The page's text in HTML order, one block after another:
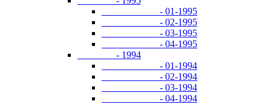
- 01-1995
- 02-1995
- 03-1995
- 04-1995
- 1994
- 01-1994
- 02-1994
- 03-1994
- 04-1994